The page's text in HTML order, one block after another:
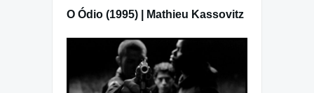
O Ódio (1995) | Mathieu Kassovitz